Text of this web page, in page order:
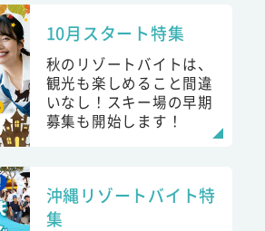
10月スタート特集
秋のリゾートバイトは、
観光も楽しめること間違
いなし！スキー場の早期
募集も開始します！
沖縄リゾートバイト特
集